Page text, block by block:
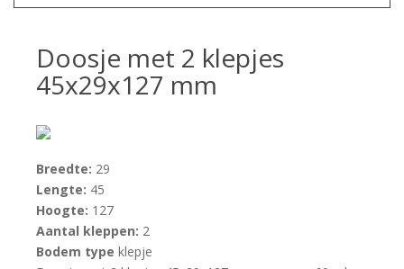
Doosje met 2 klepjes
45x29x127 mm
Breedte: 29
Lengte: 45
Hoogte: 127
Aantal kleppen: 2
Bodem type klepje